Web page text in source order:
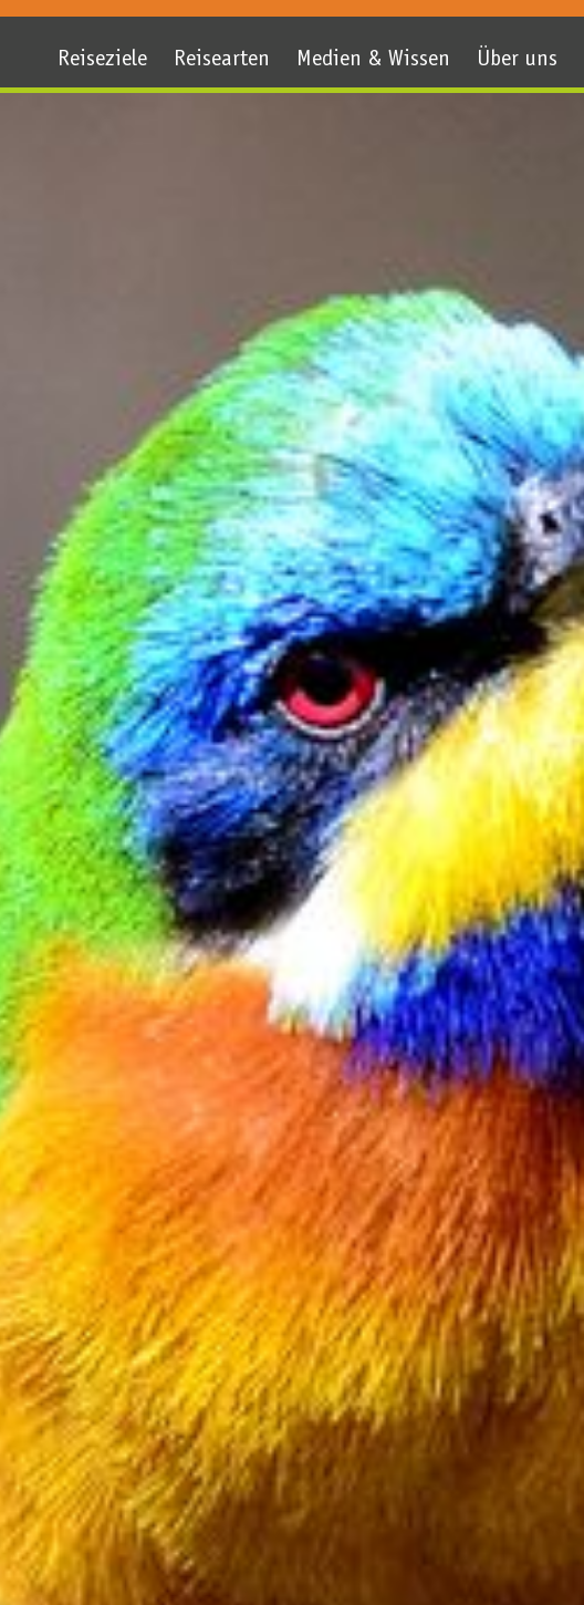
Reiseziele Reisearten Medien & Wissen Über uns